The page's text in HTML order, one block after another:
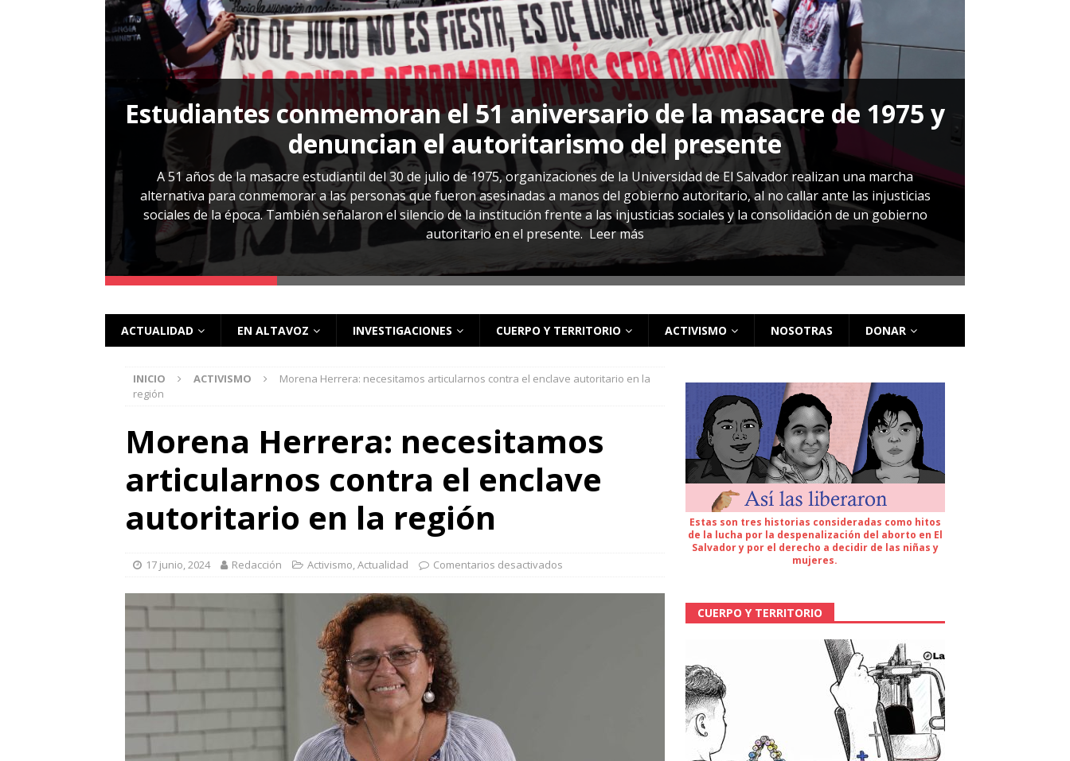
Estudiantes conmemoran el 51 aniversario de la masacre de 1975 y
denuncian el autoritarismo del presente
A 51 años de la masacre estudiantil del 30 de julio de 1975, organizaciones de la Universidad de El Salvador realizan una marcha
alternativa para conmemorar a las personas que fueron asesinadas a manos del gobierno autoritario, al no callar ante las injusticias
sociales de la época. También señalaron el silencio de la institución frente a las injusticias sociales y la consolidación de un gobierno
autoritario en el presente.Leer más
ACTUALIDAD EN ALTAVOZ INVESTIGACIONES CUERPO Y TERRITORIO ACTIVISMO NOSOTRAS DONAR
INICIO ACTIVISMO
Morena Herrera: necesitamos articularnos contra el enclave autoritario en la
región
Morena Herrera: necesitamos
articularnos contra el enclave
autoritario en la región
17 junio, 2024 Redacción Activismo,Actualidad Comentarios desactivados
Estas son tres historias consideradas como hitos
de la lucha por la despenalización del aborto en El
Salvador y por el derecho a decidir de las niñas y
mujeres.
CUERPO Y TERRITORIO